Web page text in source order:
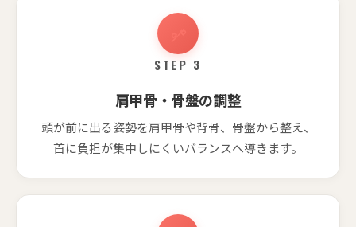
STEP 3
肩甲骨・骨盤の調整
頭が前に出る姿勢を肩甲骨や背骨、骨盤から整え、
首に負担が集中しにくいバランスへ導きます。